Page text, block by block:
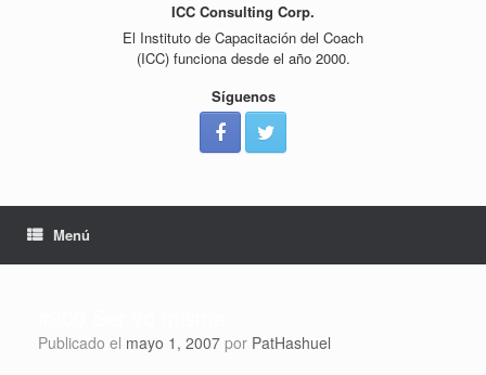
ICC Consulting Corp.
El Instituto de Capacitación del Coach
(ICC) funciona desde el año 2000.
Síguenos
Menú
Publicado el mayo 1, 2007 por PatHashuel